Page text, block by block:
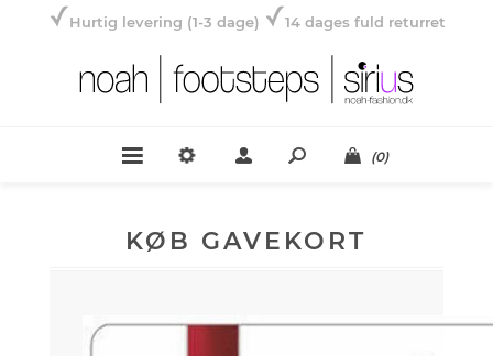
Hurtig levering (1-3 dage) 14 dages fuld returret
(0)
KØB GAVEKORT